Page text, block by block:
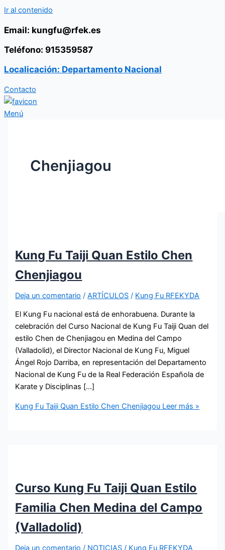
Ir al contenido
Email: kungfu@rfek.es
Teléfono: 915359587
Localicación: Departamento Nacional
Contacto
Menú
Chenjiagou
Kung Fu Taiji Quan Estilo Chen
Chenjiagou
Deja un comentario /ARTÍCULOS / Kung Fu RFEKYDA
El Kung Fu nacional está de enhorabuena. Durante la
celebración del Curso Nacional de Kung Fu Taiji Quan del
estilo Chen de Chenjiagou en Medina del Campo
(Valladolid), el Director Nacional de Kung Fu, Miguel
Ángel Rojo Darriba, en representación del Departamento
Nacional de Kung Fu de la Real Federación Española de
Karate y Disciplinas […]
Kung Fu Taiji Quan Estilo Chen Chenjiagou Leer más »
Curso Kung Fu Taiji Quan Estilo
Familia Chen Medina del Campo
(Valladolid)
Deja un comentario / NOTICIAS / Kung Fu RFEKYDA